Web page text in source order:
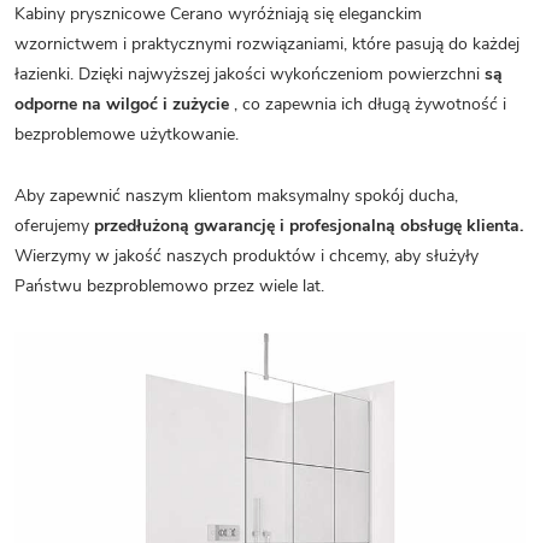
Kabiny prysznicowe Cerano wyróżniają się eleganckim
wzornictwem i praktycznymi rozwiązaniami, które pasują do każdej
łazienki. Dzięki najwyższej jakości wykończeniom powierzchni są
odporne na wilgoć i zużycie , co zapewnia ich długą żywotność i
bezproblemowe użytkowanie.
Aby zapewnić naszym klientom maksymalny spokój ducha,
oferujemy przedłużoną gwarancję i profesjonalną obsługę klienta.
Wierzymy w jakość naszych produktów i chcemy, aby służyły
Państwu bezproblemowo przez wiele lat.